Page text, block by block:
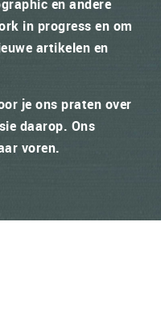
en andere
in progress en om
artikelen en
je ons praten over
daarop. Ons
voren.